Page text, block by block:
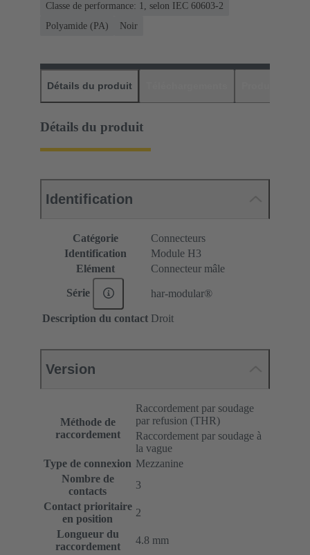
Classe de performance: 1, selon IEC 60603-2
Polyamide (PA)
Noir
Détails du produit
Détails du produit
Identification
Catégorie
Connecteurs
Identification
Module H3
Elément
Connecteur mâle
Série har-modular®
Description du contact Droit
Version
Méthode de
raccordement
Raccordement par soudage
par refusion (THR)
Raccordement par soudage à
la vague
Type de connexion Mezzanine
Nombre de
contacts
3
Contact prioritaire
en position
2
Longueur du
raccordement
4.8 mm